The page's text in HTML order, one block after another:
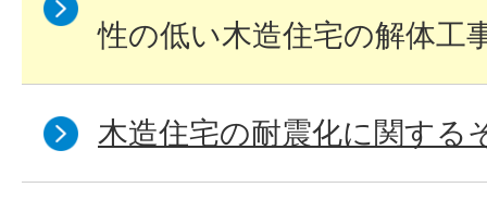
性の低い木造住宅の解体工
木造住宅の耐震化に関する